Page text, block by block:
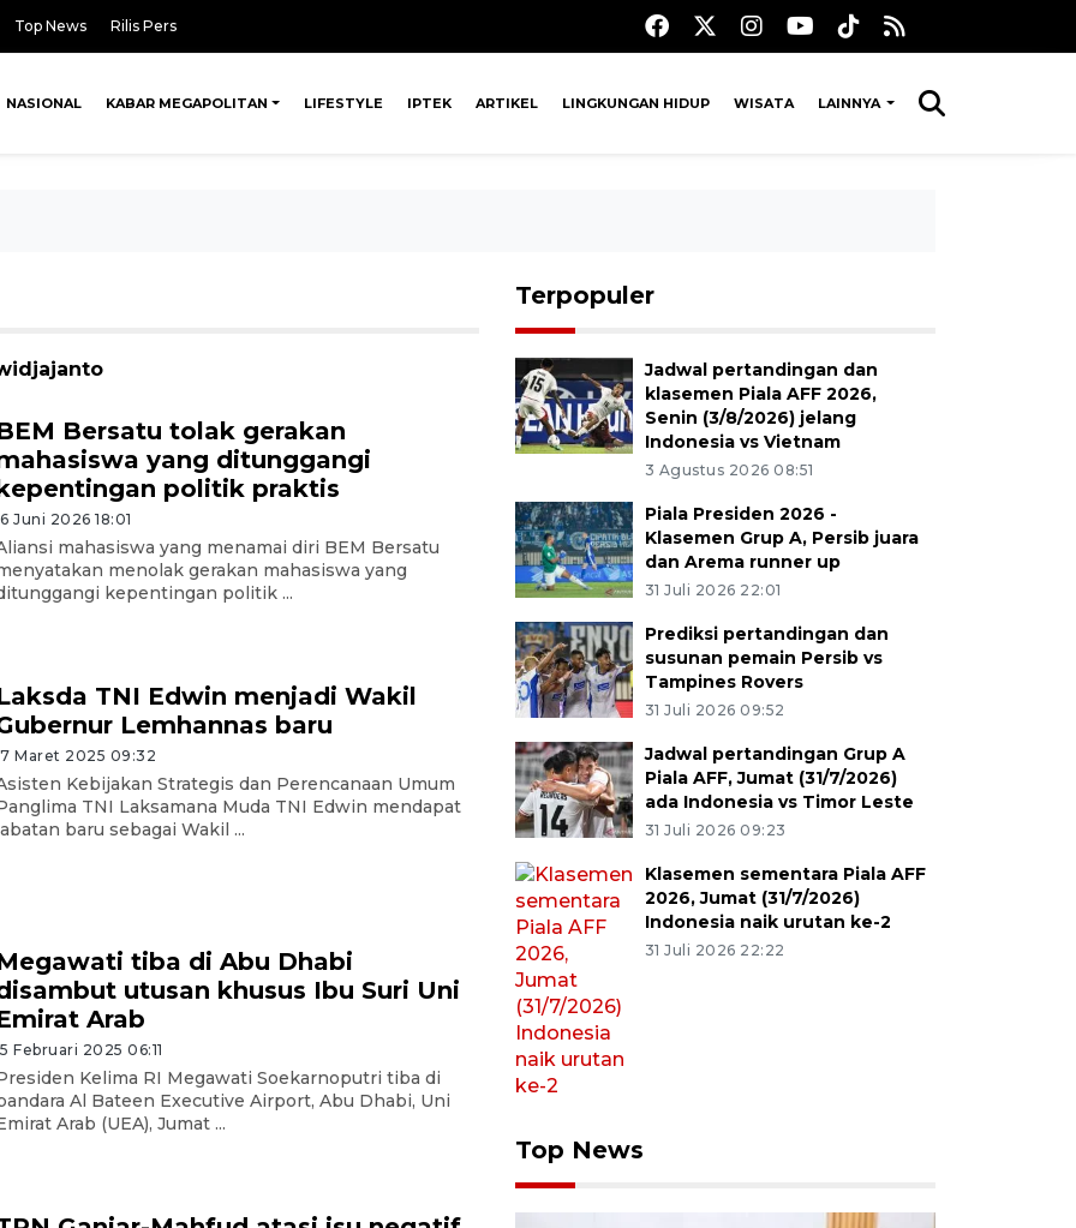
Top News Rilis Pers
NASIONAL KABAR MEGAPOLITAN LIFESTYLE IPTEK ARTIKEL LINGKUNGAN HIDUP WISATA LAINNYA
Bersatu tolak gerakan
yang ditunggangi
politik praktis
Juni 2026 18:01
mahasiswa yang menamai diri BEM Bersatu
menolak gerakan mahasiswa yang
kepentingan politik ...
TNI Edwin menjadi Wakil
Lemhannas baru
Maret 2025 09:32
Kebijakan Strategis dan Perencanaan Umum
TNI Laksamana Muda TNI Edwin mendapat
baru sebagai Wakil ...
tiba di Abu Dhabi
utusan khusus Ibu Suri Uni
Arab
Februari 2025 06:11
Kelima RI Megawati Soekarnoputri tiba di
Al Bateen Executive Airport, Abu Dhabi, Uni
Arab (UEA), Jumat ...
Terpopuler
Jadwal pertandingan dan
klasemen Piala AFF 2026,
Senin (3/8/2026) jelang
Indonesia vs Vietnam
3 Agustus 2026 08:51
Piala Presiden 2026 -
Klasemen Grup A, Persib juara
dan Arema runner up
31 Juli 2026 22:01
Prediksi pertandingan dan
susunan pemain Persib vs
Tampines Rovers
31 Juli 2026 09:52
Jadwal pertandingan Grup A
Piala AFF, Jumat (31/7/2026)
ada Indonesia vs Timor Leste
31 Juli 2026 09:23
Klasemen sementara Piala AFF
2026, Jumat (31/7/2026)
Indonesia naik urutan ke-2
31 Juli 2026 22:22
Top News